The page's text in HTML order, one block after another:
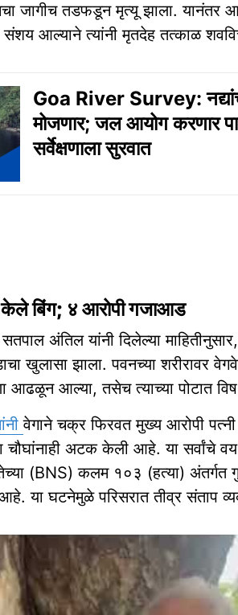
जागीच तडफडून मृत्यू झाला. यानंतर
आल्याने त्यांनी मृतदेह तत्काळ
Goa River Survey: नद्यांचा
मोजणार; जल आयोग करणार
सर्वेक्षणाला सुरवात
केले बिंग; ४ आरोपी गजाआड
अंतिल यांनी दिलेल्या
खुलासा झाला. पवनच्या शरीरावर
आढळून आल्या, तसेच त्याच्या पोटात
वेगाने चक्र फिरवत मुख्य आरोपी
अटक केली आहे. या सर्वांचे
(BNS) कलम १०३ (हत्या) अंतर्गत
आहे. या घटनेमुळे परिसरात तीव्र संताप